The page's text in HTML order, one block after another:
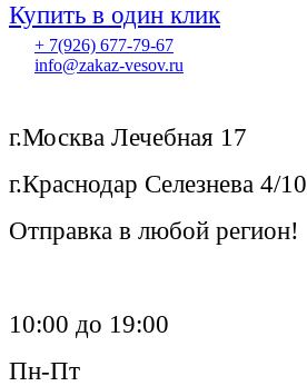
Купить в один клик
+ 7(926) 677-79-67
info@zakaz-vesov.ru
г.Москва Лечебная 17
г.Краснодар Селезнева 4/10
Отправка в любой регион!
10:00 до 19:00
Пн-Пт